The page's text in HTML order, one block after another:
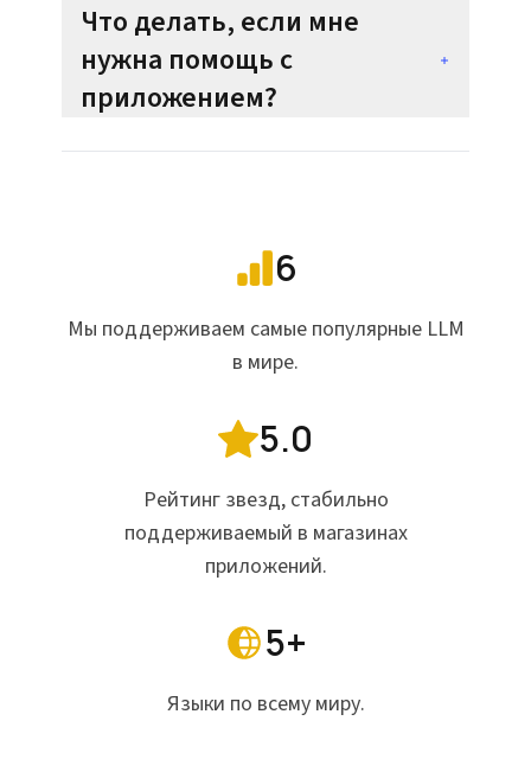
Что делать, если мне
нужна помощь с
приложением?
6
Мы поддерживаем самые популярные LLM
в мире.
5.0
Рейтинг звезд, стабильно
поддерживаемый в магазинах
приложений.
5+
Языки по всему миру.